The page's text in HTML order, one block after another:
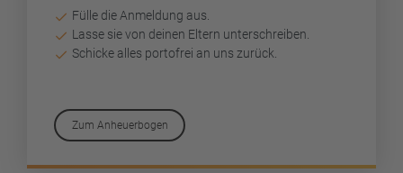
Fülle die Anmeldung aus.
Lasse sie von deinen Eltern unterschreiben.
Schicke alles portofrei an uns zurück.
Zum Anheuerbogen